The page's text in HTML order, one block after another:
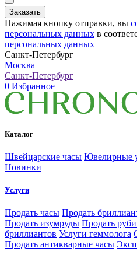
Заказать
Нажимая кнопку отправки, вы
персональных данных в
персональных данных
Санкт-Петербург
Москва
Санкт-Петербург
0 Избранное
Каталог
Швейцарские часы Ювелирные
Новинки
Услуги
Продать часы Продать
Продать изумруды Продать
бриллиантов Услуги геммолога
Продать антикварные часы